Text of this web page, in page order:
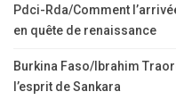
Pdci-Rda/Comment
en quête de renaissance
Burkina Faso/Ibrahim
l’esprit de Sankara